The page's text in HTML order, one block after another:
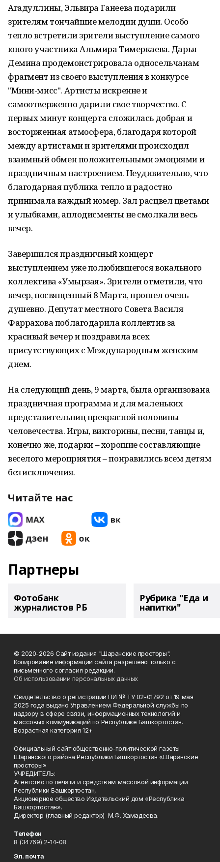
Агадуллины, Эльвира Ганеева подарили
зрителям тончайшие мелодии души. Особо
тепло встретили зрители выступление самого
юного участника Альмира Тимеркаева. Дарья
Демина продемонстрировала односельчанам
фрагмент из своего выступления в конкурсе
"Мини-мисс". Артисты искренне и
самоотверженно дарили свое творчество. С
первых минут концерта сложилась добрая и
восторженная атмосфера, благодаря которой
между артистами и зрителями происходил
взаимный обмен положительными эмоциями и
праздничным настроением. Неудивительно, что
благодарная публика тепло и радостно
принимала каждый номер. Зал расцвел цветами
и улыбками, аплодисменты не смолкали весь
вечер.
Завершился праздничный концерт
выступлением уже полюбившегося вокального
коллектива «Умырзая». Зрители отметили, что
вечер, посвященный 8 Марта, прошел очень
душевно. Депутат местного Совета Василя
Фаррахова поблагодарила коллектив за
красивый вечер и поздравила всех
присутствующих с Международным женским
днем.
На следующий день, 9 марта, была организована
праздничная программа и для маленьких
представительниц прекрасной половины
человечества. Игры, викторины, песни, танцы и,
конечно же, подарки – хорошие составляющие
веселого мероприятия – понравились всем детям
без исключения.
Читайте нас
Партнеры
Фотобанк
журналистов РБ
Рубрика "Еда и
напитки"
© 2020-2026 Сайт издания "Шаранские просторы".
Копирование информации сайта разрешено только с
письменного согласия редакции.
Об использовании персональных данных
Свидетельство о регистрации ПИ № ТУ 02-01792 от 19 мая
2025 года выдано Управлением Федеральной службы по
надзору в сфере связи, информационных технологий и
массовых коммуникаций по Республике Башкортостан.
Возрастная категория 12+
Официальный сайт общественно-политической газеты
Шаранского района Республики Башкортостан «Шаранские
просторы»
УЧРЕДИТЕЛЬ:
Агентство по печати и средствам массовой информации
Республики Башкортостан,
Акционерное общество Издательский дом «Республика
Башкортостан».
Директор (главный редактор) М.Ф. Хамадеева.
Телефон
8 (34769) 2-14-08
Эл. почта